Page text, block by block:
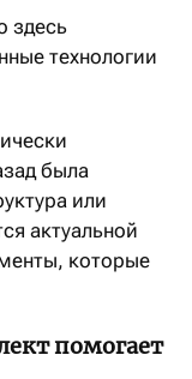
здесь
технологии
была
или
актуальной
которые
помогает